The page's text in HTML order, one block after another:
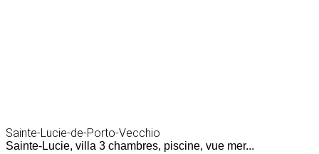
Sainte-Lucie-de-Porto-Vecchio
Sainte-Lucie, villa 3 chambres, piscine, vue mer...